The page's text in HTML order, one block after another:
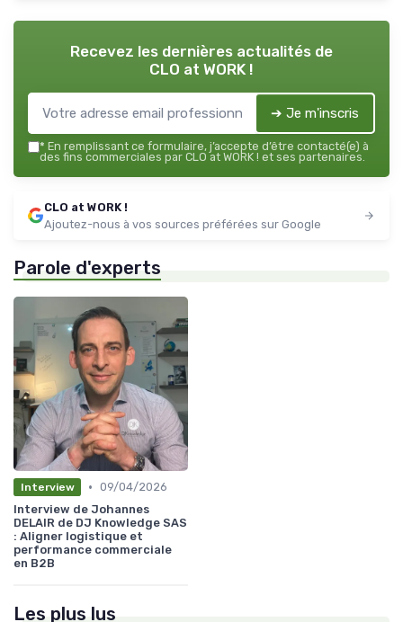
Recevez les dernières actualités de
CLO at WORK !
➔ Je m'inscris
* En remplissant ce formulaire, j’accepte d’être contacté(e) à
des fins commerciales par CLO at WORK ! et ses partenaires.
CLO at WORK !
Ajoutez-nous à vos sources préférées sur Google
Parole d'experts
Interview • 09/04/2026
Interview de Johannes
DELAIR de DJ Knowledge SAS
: Aligner logistique et
performance commerciale
en B2B
Les plus lus